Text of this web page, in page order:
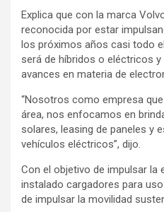
Explica que con la marca
reconocida por estar
los próximos años casi todo
será de híbridos o eléctricos
avances en materia de
“Nosotros como empresa
área, nos enfocamos en
solares, leasing de paneles y
vehículos eléctricos”, dijo.
Con el objetivo de impulsar la
instalado cargadores para
de impulsar la movilidad